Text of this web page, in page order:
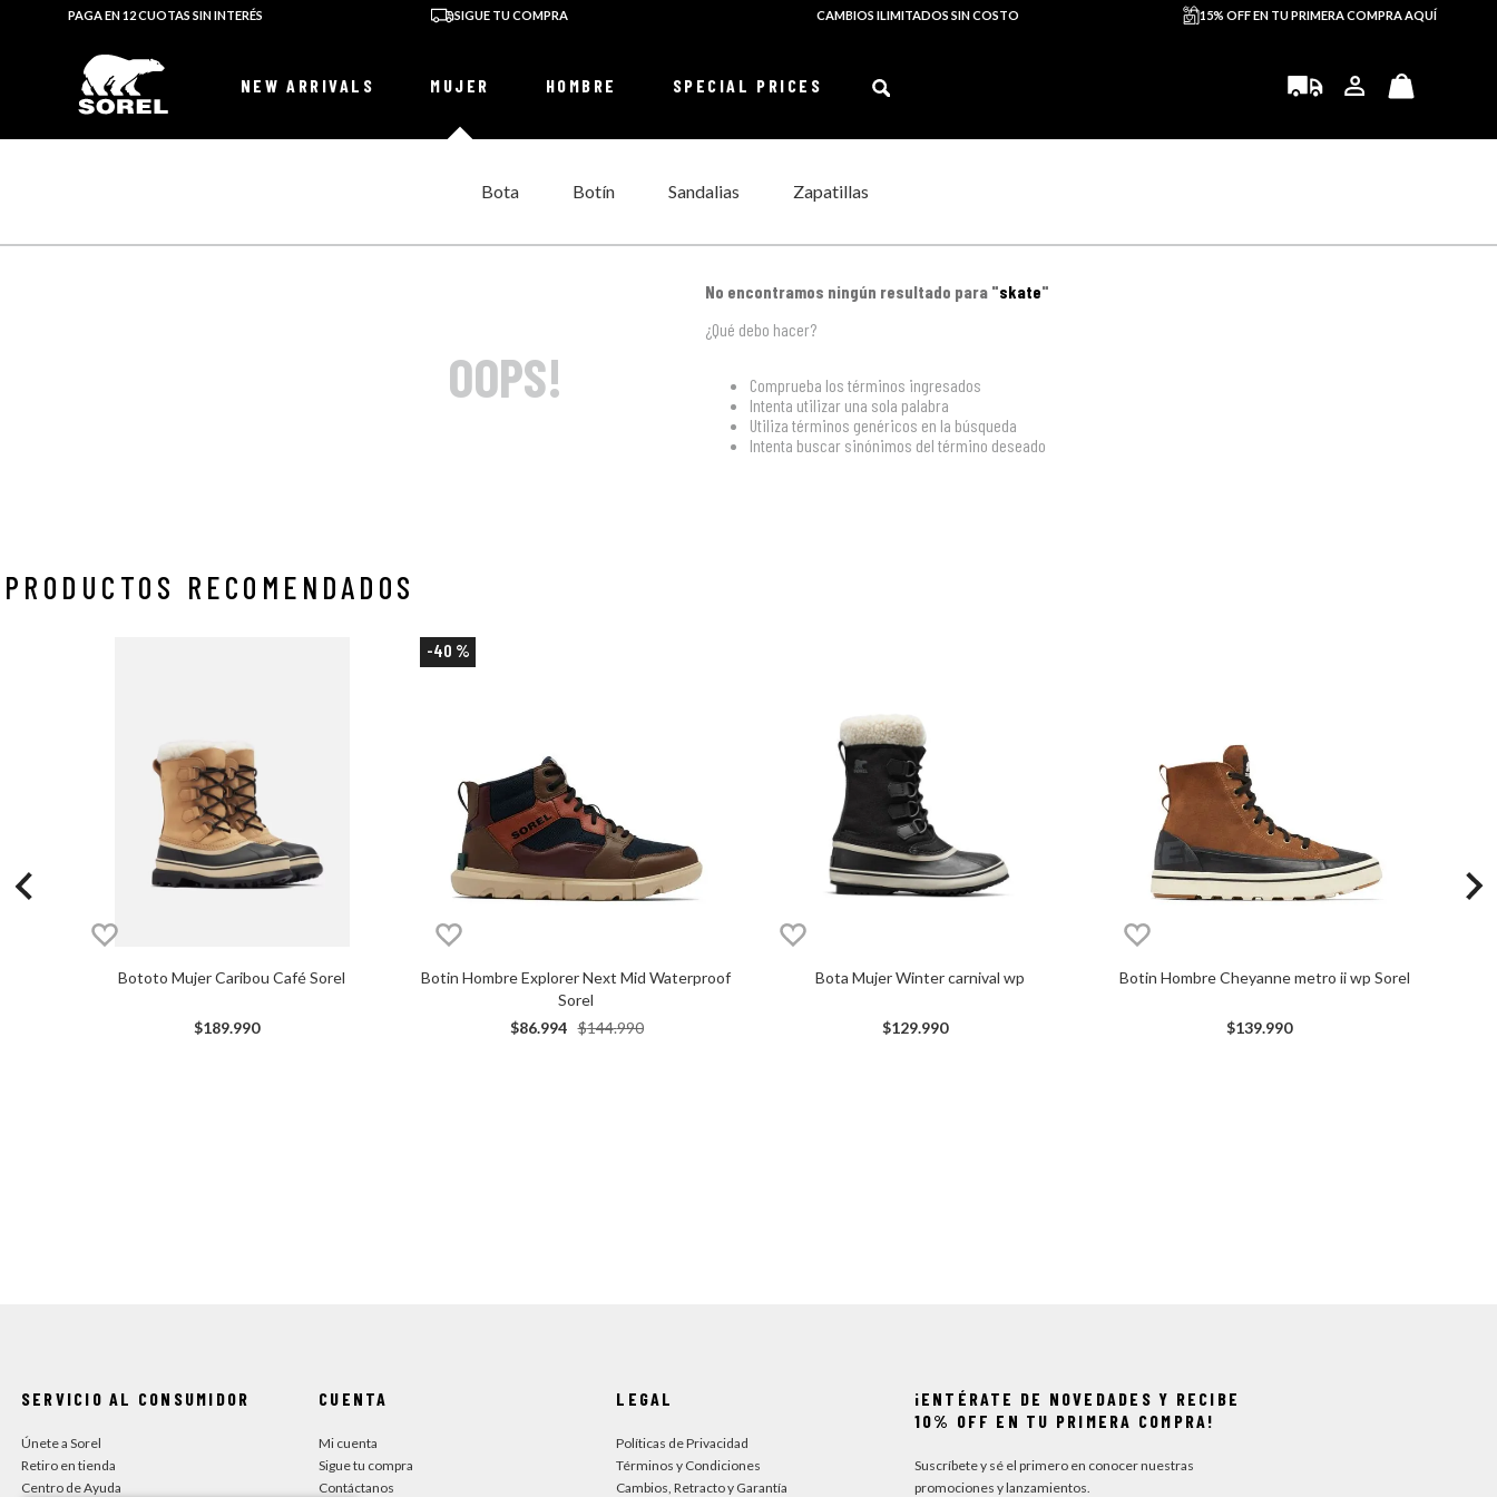
PAGA EN 12 CUOTAS SIN INTERÉS SIGUE TU COMPRA CAMBIOS ILIMITADOS SIN COSTO 15% OFF EN TU PRIMERA COMPRA AQUÍ
NEW ARRIVALS MUJER
Bota Botín Sandalias Zapatillas
HOMBRE SPECIAL PRICES
OOPS!
No encontramos ningún resultado para "skate"
¿Qué debo hacer?
Comprueba los términos ingresados
Intenta utilizar una sola palabra
Utiliza términos genéricos en la búsqueda
Intenta buscar sinónimos del término deseado
PRODUCTOS RECOMENDADOS
Bototo Mujer Caribou Café Sorel
$189.990
-40 %
Botin Hombre Explorer Next Mid Waterproof
Sorel
$144.990
$86.994
Bota Mujer Winter carnival wp
$129.990
Botin Hombre Cheyanne metro ii wp Sorel
$139.990
SERVICIO AL CONSUMIDOR
Únete a Sorel
Retiro en tienda
Centro de Ayuda
CUENTA
Mi cuenta
Sigue tu compra
Contáctanos
LEGAL
Políticas de Privacidad
Términos y Condiciones
Cambios, Retracto y Garantía
¡ENTÉRATE DE NOVEDADES Y RECIBE
10% OFF EN TU PRIMERA COMPRA!
Suscríbete y sé el primero en conocer nuestras
promociones y lanzamientos.
sorel mujer
botas mujer sorel
botas hombre